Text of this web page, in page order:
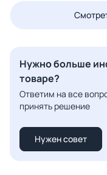
Нужно больше
товаре?
Ответим на все
принять решение
Нужен совет